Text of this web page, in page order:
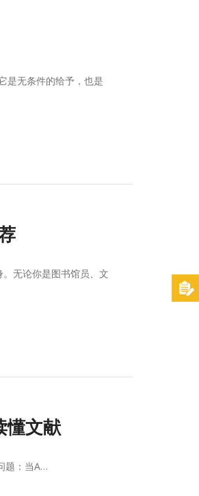
是无条件的给予，也是
无论你是图书馆员、文
文献
题：当A…